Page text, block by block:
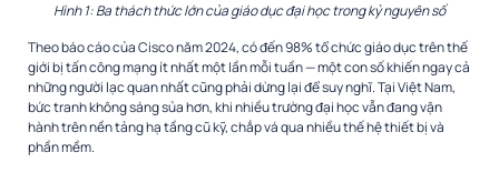
Hình 1: Ba thách thức lớn của giáo dục đại học trong kỷ nguyên số
Theo báo cáo của Cisco năm 2024, có đến 98% tổ chức giáo dục trên thế
giới bị tấn công mạng ít nhất một lần mỗi tuần — một con số khiến ngay cả
những người lạc quan nhất cũng phải dừng lại để suy nghĩ. Tại Việt Nam,
bức tranh không sáng sủa hơn, khi nhiều trường đại học vẫn đang vận
hành trên nền tảng hạ tầng cũ kỹ, chắp vá qua nhiều thế hệ thiết bị và
phần mềm.